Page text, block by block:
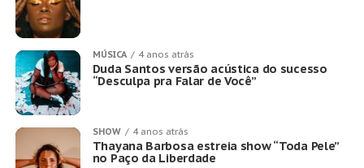
MÚSICA 4 anos atrás
Duda Santos versão acústica do sucesso
“Desculpa pra Falar de Você”
SHOW 4 anos atrás
Thayana Barbosa estreia show “Toda Pele”
no Paço da Liberdade